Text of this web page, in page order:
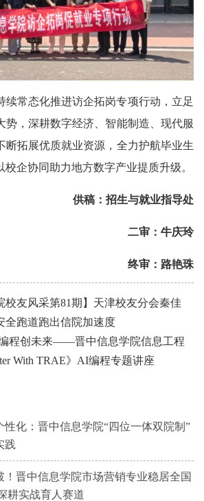
续常态化推进访企拓岗专项行动，立足
势，深耕数字经济、智能制造、现代服
断拓展优质就业资源，全力护航毕业生
企协同助力地方数字产业提质升级。
供稿：招生与就业指导处
二审：牛庆玲
终审：路艳珠
校友风采第81期】天津校友分会秦佳
全跑道跑出信院加速度
程创未来——晋中信息学院信息工程
With TRAE》AI编程专题讲座
性化：晋中信息学院“四位一体双院制”
践
！晋中信息学院市场营销专业稳居全国
耕实战育人赛道